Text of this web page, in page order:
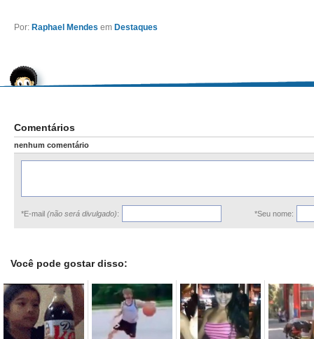
Por: Raphael Mendes em Destaques
Comentários
nenhum comentário
*E-mail (não será divulgado): *Seu nome:
Você pode gostar disso: